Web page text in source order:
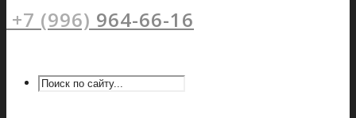
+7 (996) 964-66-16